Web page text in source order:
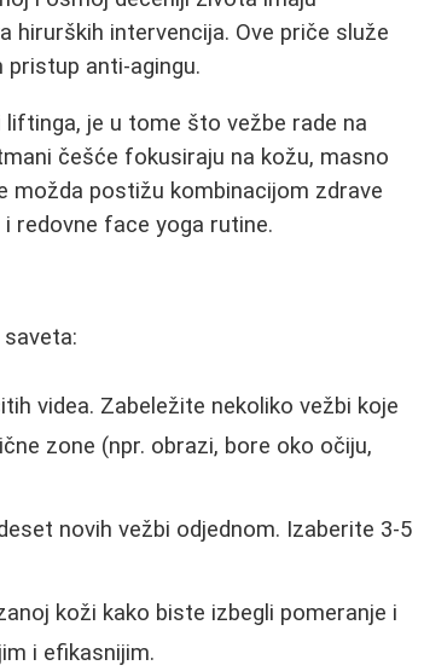
hirurških intervencija. Ove priče služe
pristup anti-agingu.
liftinga, je u tome što vežbe rade na
češće fokusiraju na kožu, masno
možda postižu kombinacijom zdrave
redovne face yoga rutine.
videa. Zabeležite nekoliko vežbi koje
zone (npr. obrazi, bore oko očiju,
novih vežbi odjednom. Izaberite 3-5
koži kako biste izbegli pomeranje i
i efikasnijim.